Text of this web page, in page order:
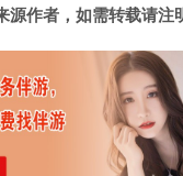
作者，如需转载请注